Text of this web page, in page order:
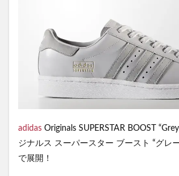
adidas Originals SUPERSTAR BOOST
ジナルス スーパースター ブースト “グレ
で展開！